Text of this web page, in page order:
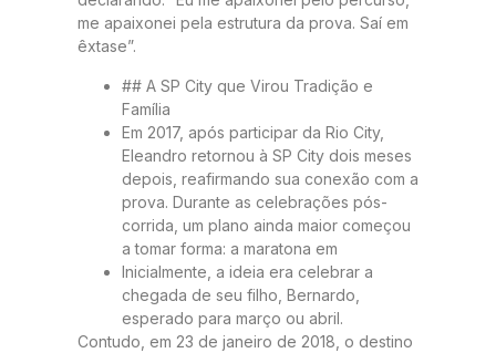
me apaixonei pela estrutura da prova. Saí em
êxtase”.
## A SP City que Virou Tradição e
Família
Em 2017, após participar da Rio City,
Eleandro retornou à SP City dois meses
depois, reafirmando sua conexão com a
prova. Durante as celebrações pós-
corrida, um plano ainda maior começou
a tomar forma: a maratona em
Inicialmente, a ideia era celebrar a
chegada de seu filho, Bernardo,
esperado para março ou abril.
Contudo, em 23 de janeiro de 2018, o destino